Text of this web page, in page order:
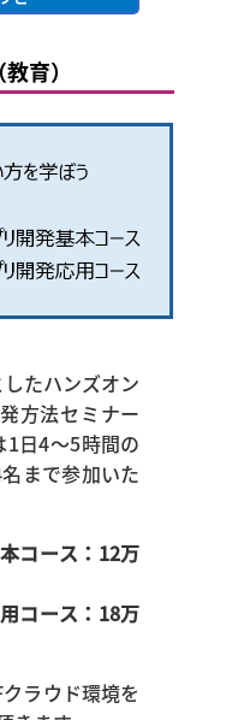
育）
たハンズオン
方法セミナー
1日4〜5時間の
まで参加いた
コース：12万
ース：18万
ラウド環境を